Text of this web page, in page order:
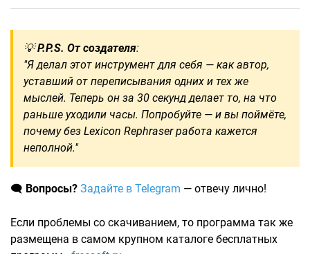
💡P.P.S. От создателя:
"Я делал этот инструмент для себя — как автор,
уставший от переписывания одних и тех же
мыслей. Теперь он за 30 секунд делает то, на что
раньше уходили часы. Попробуйте — и вы поймёте,
почему без Lexicon Rephraser работа кажется
неполной."
🗨️ Вопросы? Задайте в Telegram — отвечу лично!
Если проблемы со скачиванием, то программа так же
размещена в самом крупном каталоге бесплатных